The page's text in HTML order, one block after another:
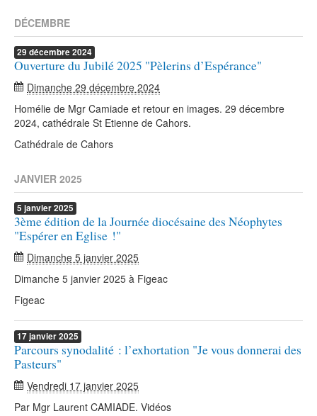
DÉCEMBRE
29 décembre2024
Ouverture du Jubilé 2025 "Pèlerins d’Espérance"
Dimanche 29 décembre 2024
Homélie de Mgr Camiade et retour en images. 29 décembre
2024, cathédrale St Etienne de Cahors.
Cathédrale de Cahors
JANVIER 2025
5 janvier2025
3ème édition de la Journée diocésaine des Néophytes
"Espérer en Eglise !"
Dimanche 5 janvier 2025
Dimanche 5 janvier 2025 à Figeac
Figeac
17janvier2025
Parcours synodalité : l’exhortation "Je vous donnerai des
Pasteurs"
Vendredi 17 janvier 2025
Par Mgr Laurent CAMIADE. Vidéos